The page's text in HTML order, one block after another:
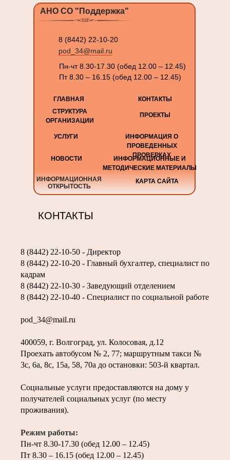
ГЛАВНАЯ
СТРУКТУРА
ОРГАНИЗАЦИИ
УСЛУГИ
НОВОСТИ
ИНФОРМАЦИОННАЯ
ОТКРЫТОСТЬ
КОНТАКТЫ
ИНФОРМАЦИЯ О
ПРОВЕДЕННЫХ
ПРОВЕРКАХ
ПРОЕКТЫ
КАРТА САЙТА
ИНФОРМАЦИОННЫЕ И
МЕТОДИЧЕСКИЕ МАТЕРИАЛЫ
8 (8442) 22-10-20
pod_34@mail.ru
Пн-чт 8.30-17.30 (обед 12.00 – 12.45)
Пт 8.30 – 16.15 (обед 12.00 – 12.45)
АНО СО "Поддержка"
КОНТАКТЫ
8 (8442) 22-10-50 - Директор
8 (8442) 22-10-20 - Главный бухгалтер, специалист по
кадрам
8 (8442) 22-10-30 - Заведующий отделением
8 (8442) 22-10-40 - Специалист по социальной работе
pod_34@mail.ru
400059, г. Волгоград, ул. Колосовая, д.12
Проехать автобусом № 2, 77; маршрутным такси №
3с, 6а, 8с, 15а, 58, 70а до остановки: 503-й квартал.
Социальные услуги предоставляются на дому у
получателей социальных услуг (по месту
проживания).
Режим работы:
Пн-чт 8.30-17.30 (обед 12.00 – 12.45)
Пт 8.30 – 16.15 (обед 12.00 – 12.45)